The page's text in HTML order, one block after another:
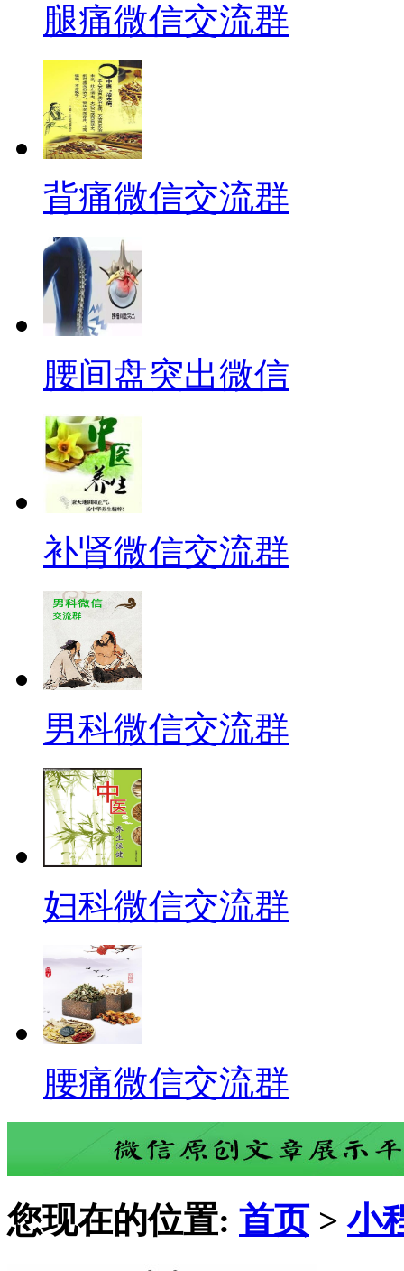
腿痛微信交流群
背痛微信交流群
腰间盘突出微信
补肾微信交流群
男科微信交流群
妇科微信交流群
腰痛微信交流群
您现在的位置: 首页 >小